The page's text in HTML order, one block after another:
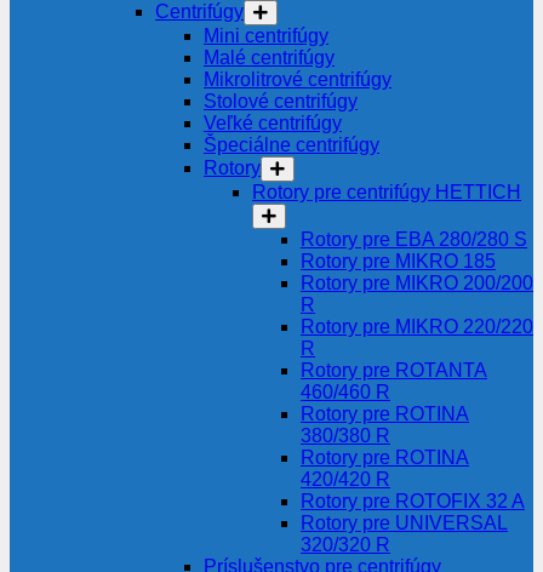
Centrifúgy
Mini centrifúgy
Malé centrifúgy
Mikrolitrové centrifúgy
Stolové centrifúgy
Veľké centrifúgy
Špeciálne centrifúgy
Rotory
Rotory pre centrifúgy HETTICH
Rotory pre EBA 280/280 S
Rotory pre MIKRO 185
Rotory pre MIKRO 200/200
R
Rotory pre MIKRO 220/220
R
Rotory pre ROTANTA
460/460 R
Rotory pre ROTINA
380/380 R
Rotory pre ROTINA
420/420 R
Rotory pre ROTOFIX 32 A
Rotory pre UNIVERSAL
320/320 R
Príslušenstvo pre centrifúgy